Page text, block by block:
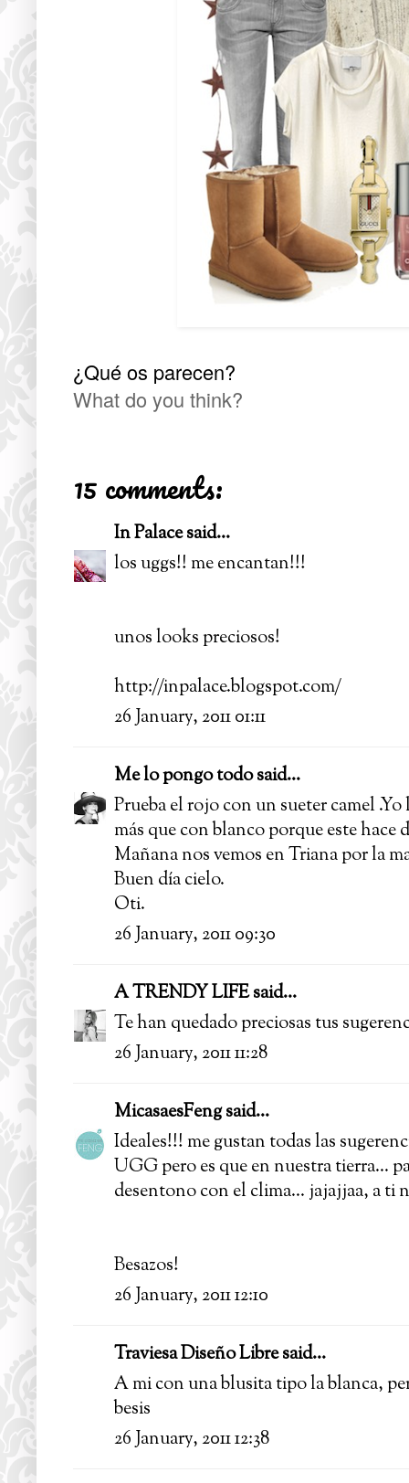
¿Qué os parecen?
What do you think?
15 comments:
In Palacesaid...
los uggs!! me encantan!!!
unos looks preciosos!
http://inpalace.blogspot.com/
26 January, 2011 01:11
Me lo pongo todosaid...
Prueba el rojo con un sueter camel
más que con blanco porque este hace
Mañana nos vemos en Triana por la
Buen día cielo.
Oti.
26 January, 2011 09:30
A TRENDY LIFEsaid...
Te han quedado preciosas tus
26 January, 2011 11:28
MicasaesFengsaid...
Ideales!!! me gustan todas las
UGG pero es que en nuestra tierra...
desentono con el clima... jajajjaa, a ti
Besazos!
26 January, 2011 12:10
Traviesa Diseño Libresaid...
A mi con una blusita tipo la blanca,
besis
26 January, 2011 12:38